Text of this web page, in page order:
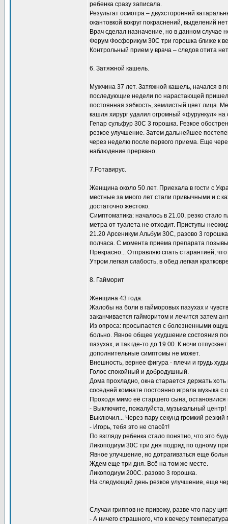
ребенка сразу записала.
Результат осмотра – двухсторонний
окантовкой вокруг покраснений, выделений
Врач сделал назначение, но в данном случае
Ферум Фосфорикум 30С три горошка ближе к
Контрольный прием у врача – следов отита
6. Затяжной кашель.
Мужчина 37 лет. Затяжной кашель, начался в
последующие недели по нарастающей пришел
постоянная зябкость, землистый цвет лица.
кашля хирург удалил огромный «фурункул»
Гепар сульфур 30С 3 горошка. Резкое
резкое улучшение. Затем дальнейшее
через неделю после первого приема. Еще
наблюдение прервано.
7.Ротавирус.
Женщина около 50 лет. Приехала в гости с
местные за много лет стали привычными и с
достаточно жестоко.
Симптоматика: началось в 21.00, резко стало
метра от туалета не отходит. Приступы
21.20 Арсеникум Альбум 30С, разово 3
полчаса. С момента приема препарата позывы
Прекрасно... Отправляю спать с гарантией,
Утром легкая слабость, в обед легкая
8. Гайморит
Женщина 43 года.
Жалобы на боли в гайморовых пазухах и
заканчивается гайморитом и лечится затем
Из опроса: просыпается с болезненными
больно. Явное общее ухудшение состояния
пазухах, и так где-то до 19.00. К ночи
дополнительные симптомы не может.
Внешность, вернее фигура - плечи и грудь
Голос спокойный и добродушный.
Дома прохладно, окна старается держать
соседней комнате постоянно играла музыка
Проходя мимо её старшего сына, остановился
- Выключите, пожалуйста, музыкальный центр!
Выключил... Через пару секунд громкий резкий
- Игорь, тебя это не спасёт!
По взгляду ребенка стало понятно, что это
Ликоподиум 30С три дня подряд по одному
Явное улучшение, но дотрагиваться еще
Ждем еще три дня. Всё на том же месте.
Ликоподиум 200С. разово 3 горошка.
На следующий день резкое улучшение, еще
Случаи гриппов не привожу, разве что пару
- А ничего страшного, что к вечеру